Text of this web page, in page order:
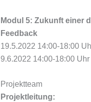
Modul 5: Zukunft einer
Feedback
19.5.2022 14:00-18:00
9.6.2022 14:00-18:00
Projektteam
Projektleitung: